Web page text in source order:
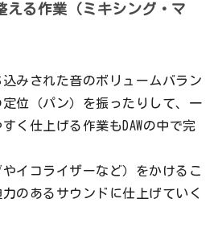
える作業（ミキシング・マ
みされた音のボリュームバラン
位（パン）を振ったりして、一
く仕上げる作業もDAWの中で完
イコライザーなど）をかけるこ
のあるサウンドに仕上げていく